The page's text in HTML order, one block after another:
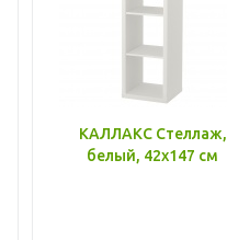
КАЛЛАКС Стеллаж,
белый, 42x147 см